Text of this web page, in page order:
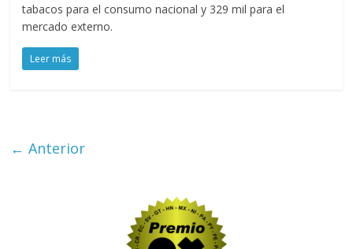
tabacos para el consumo nacional y 329 mil para el
mercado externo.
Leer más
← Anterior